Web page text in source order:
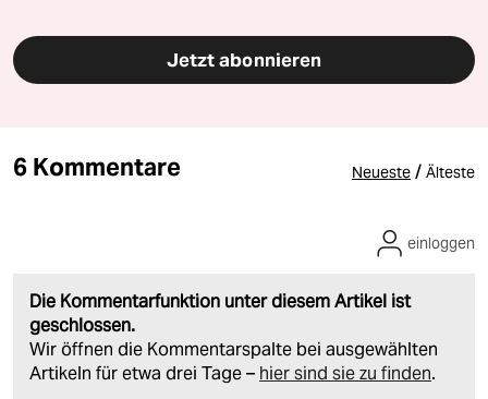
Jetzt abonnieren
6 Kommentare Neueste / Älteste
Die Kommentarfunktion unter diesem Artikel ist
geschlossen.
Wir öffnen die Kommentarspalte bei ausgewählten
Artikeln für etwa drei Tage – hier sind sie zu finden.
einloggen